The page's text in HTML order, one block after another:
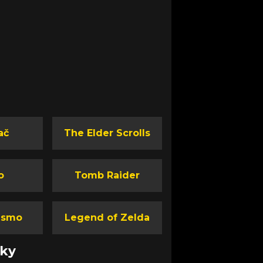
The Elder Scrolls
Tomb Raider
Legend of Zelda